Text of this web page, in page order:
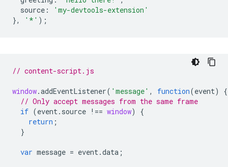
source :
'my-devtools-extension'
},
'*' );
// content-script.js
window.addEventListener( 'message' , function(event)
{
// Only accept messages from the same frame
if (event. source !== window)
{
return ;
}
var message = event.data ;